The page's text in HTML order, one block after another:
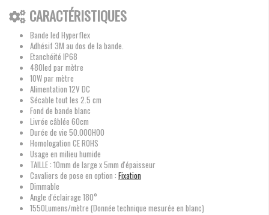
CARACTÉRISTIQUES
Bande led Hyperflex
Adhésif 3M au dos de la bande.
Etanchéité IP68
480led par mètre
10W par mètre
Alimentation 12V DC
Sécable tout les 2.5 cm
Fond de bande blanc
Livrée câblée 60cm
Durée de vie 50.000H00
Homologation CE ROHS
Usage en milieu humide
TAILLE : 10mm de large x 5mm d'épaisseur
Cavaliers de pose en option : Fixation
Dimmable
Angle d'éclairage 180°
1550Lumens/mètre (Donnée technique mesurée en blanc)